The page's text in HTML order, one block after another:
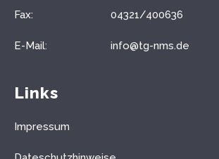
Fax: 04321/400636
E-Mail: info@tg-nms.de
Links
Impressum